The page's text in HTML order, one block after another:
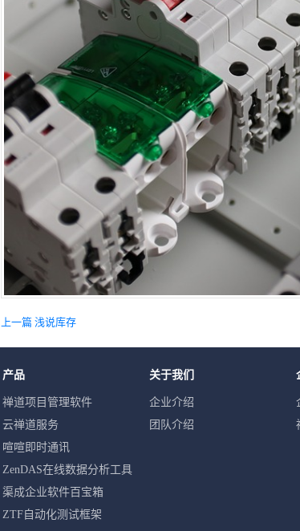
上一篇 浅说库存
产品
禅道项目管理软件
云禅道服务
喧喧即时通讯
ZenDAS在线数据分析工具
渠成企业软件百宝箱
ZTF自动化测试框架
关于我们
企业介绍
团队介绍